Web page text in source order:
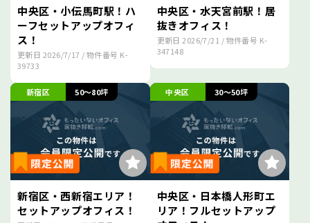
中央区・小伝馬町駅！ハ
ーフセットアップオフィ
ス！
更新日 2026/7/17 / 物件番号 K-
39733
中央区・水天宮前駅！居
抜きオフィス！
更新日2026/7/21 / 物件番号 K-
347148
新宿区 50～80坪
新宿区・西新宿エリア！
セットアップオフィス！
中央区 30～50坪
中央区・日本橋人形町エ
リア！フルセットアップ